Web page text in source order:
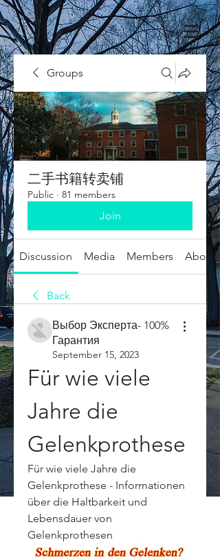
Groups
二手书籍转卖铺
Public · 81 members
Join
Discussion Media Members About
Back
Выбор Эксперта- 100%
Гарантия
September 15, 2023
Für wie viele
Jahre die
Gelenkprothese
Für wie viele Jahre die
Gelenkprothese - Informationen
über die Haltbarkeit und
Lebensdauer von
Gelenkprothesen